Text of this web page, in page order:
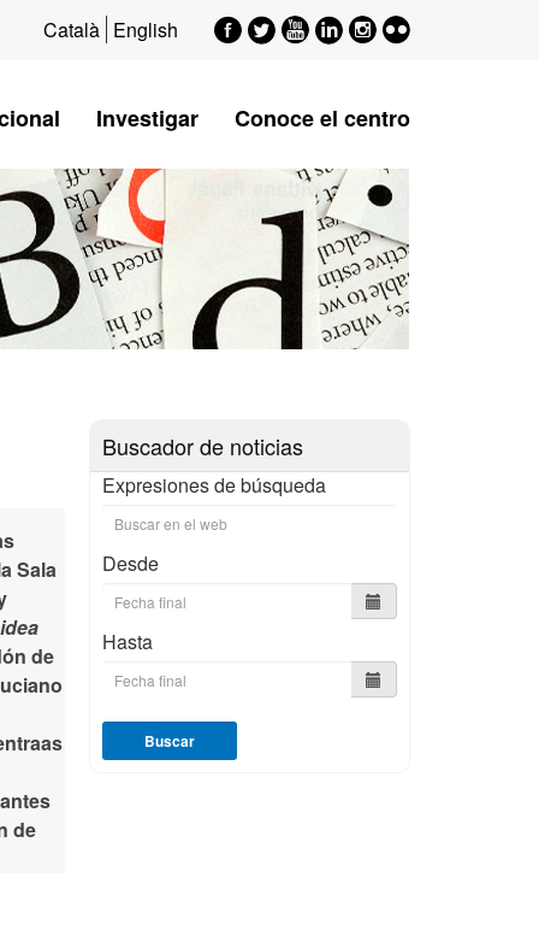
Català English Facebook
Twitter
Youtube
LinkedIn
Instagram
Flickr
Investigar Conoce el centro
Sala
de
de
Buscador de noticias
Expresiones de búsqueda
Desde
Hasta
Buscar